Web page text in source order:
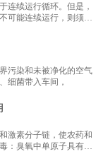
连续运行循环。但是，
可能连续运行，则须提
污染和未被净化的空气
细菌带入车间，
激素分子链，使农药和
：臭氧中单原子具有很